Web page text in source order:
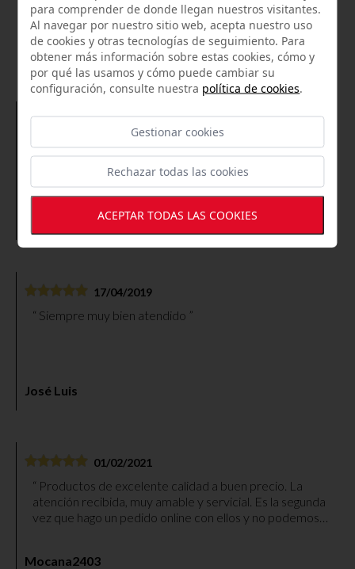
LO QUE OPINAN NUESTROS
CLIENTES
agradable , en fin todo de 10, volveré a repetir sin ninguna
Chelo Ramirez
17/04/2019
Siempre muy bien atendido
José Luis
01/02/2021
atención recibida, muy amable y servicial. Es la segunda
vez que hago un pedido online con ellos y no podemos
Mocana2403
para comprender de donde llegan nuestros visitantes.
Al navegar por nuestro sitio web, acepta nuestro uso
de cookies y otras tecnologías de seguimiento. Para
obtener más información sobre estas cookies, cómo y
por qué las usamos y cómo puede cambiar su
configuración, consulte nuestra política de cookies.
Gestionar cookies
Rechazar todas las cookies
ACEPTAR TODAS LAS COOKIES